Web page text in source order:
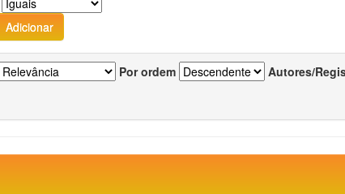
Por ordem Autores/